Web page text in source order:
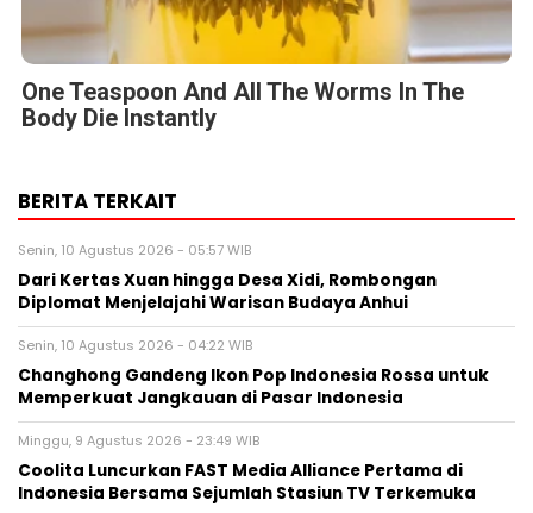
One Teaspoon And All The Worms In The
Body Die Instantly
BERITA TERKAIT
Senin, 10 Agustus 2026 - 05:57 WIB
Dari Kertas Xuan hingga Desa Xidi, Rombongan
Diplomat Menjelajahi Warisan Budaya Anhui
Senin, 10 Agustus 2026 - 04:22 WIB
Changhong Gandeng Ikon Pop Indonesia Rossa untuk
Memperkuat Jangkauan di Pasar Indonesia
Minggu, 9 Agustus 2026 - 23:49 WIB
Coolita Luncurkan FAST Media Alliance Pertama di
Indonesia Bersama Sejumlah Stasiun TV Terkemuka